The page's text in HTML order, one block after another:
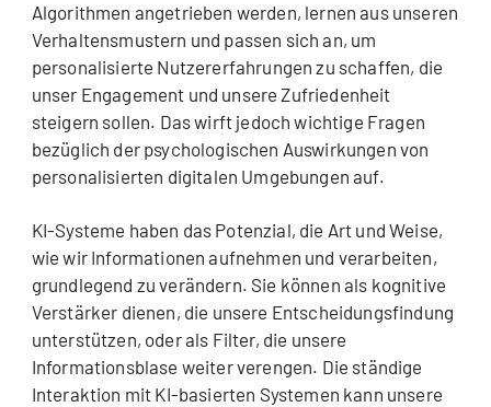
Algorithmen angetrieben werden, lernen aus unseren
Verhaltensmustern und passen sich an, um
personalisierte Nutzererfahrungen zu schaffen, die
unser Engagement und unsere Zufriedenheit
steigern sollen. Das wirft jedoch wichtige Fragen
bezüglich der psychologischen Auswirkungen von
personalisierten digitalen Umgebungen auf.
KI-Systeme haben das Potenzial, die Art und Weise,
wie wir Informationen aufnehmen und verarbeiten,
grundlegend zu verändern. Sie können als kognitive
Verstärker dienen, die unsere Entscheidungsfindung
unterstützen, oder als Filter, die unsere
Informationsblase weiter verengen. Die ständige
Interaktion mit KI-basierten Systemen kann unsere